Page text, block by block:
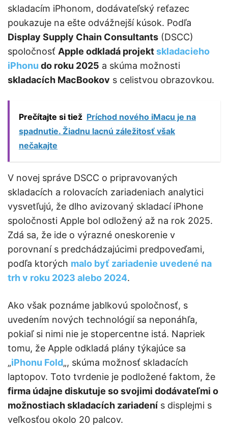
skladacím iPhonom, dodávateľský reťazec
poukazuje na ešte odvážnejší kúsok. Podľa
Display Supply Chain Consultants (DSCC)
spoločnosť Apple odkladá projektskladacieho
iPhonu do roku 2025 a skúma možnosti
skladacích MacBookov s celistvou obrazovkou.
Prečítajte si tiež Príchod nového iMacu je na
spadnutie. Žiadnu lacnú záležitosť však
nečakajte
V novej správe DSCC o pripravovaných
skladacích a rolovacích zariadeniach analytici
vysvetľujú, že dlho avizovaný skladací iPhone
spoločnosti Apple bol odložený až na rok 2025.
Zdá sa, že ide o výrazné oneskorenie v
porovnaní s predchádzajúcimi predpoveďami,
podľa ktorých malo byť zariadenie uvedené na
trh v roku 2023 alebo 2024.
Ako však poznáme jablkovú spoločnosť, s
uvedením nových technológií sa neponáhľa,
pokiaľ si nimi nie je stopercentne istá. Napriek
tomu, že Apple odkladá plány týkajúce sa
„iPhonu Fold„, skúma možnosť skladacích
laptopov. Toto tvrdenie je podložené faktom, že
firma údajne diskutuje so svojimi dodávateľmi o
možnostiach skladacích zariadení s displejmi s
veľkosťou okolo 20 palcov.